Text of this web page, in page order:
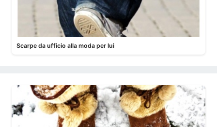
Scarpe da ufficio alla moda per lui